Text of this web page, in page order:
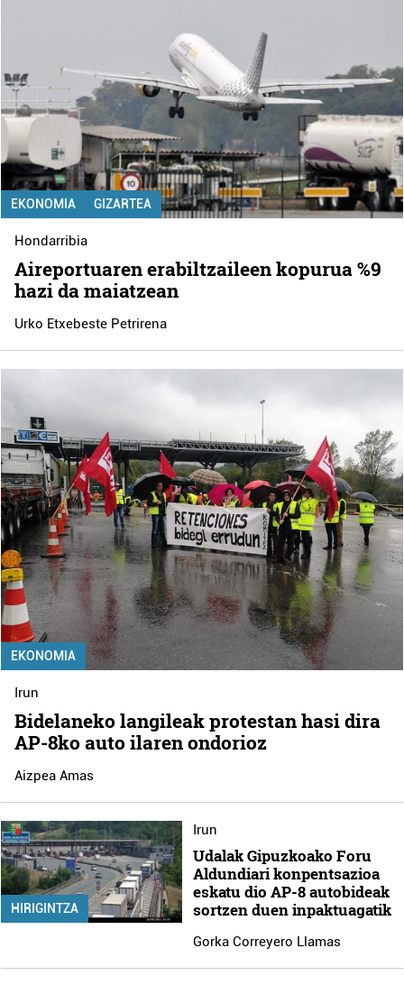
EKONOMIA GIZARTEA
Hondarribia
Aireportuaren erabiltzaileen kopurua %9
hazi da maiatzean
Urko Etxebeste Petrirena
EKONOMIA
Irun
Bidelaneko langileak protestan hasi dira
AP-8ko auto ilaren ondorioz
Aizpea Amas
HIRIGINTZA
Irun
Udalak Gipuzkoako Foru
Aldundiari konpentsazioa
eskatu dio AP-8 autobideak
sortzen duen inpaktuagatik
Gorka Correyero Llamas